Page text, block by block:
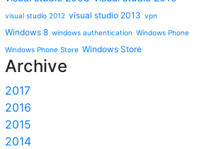
visual studio 2012 visual studio 2013 vpn
Windows 8 windows authentication Windows Phone
Windows Phone Store Windows Store
Archive
2017
2016
2015
2014